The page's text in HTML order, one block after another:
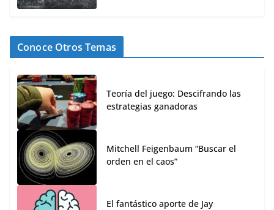
Conoce Otros Temas
Teoría del juego: Descifrando las
estrategias ganadoras
Mitchell Feigenbaum “Buscar el
orden en el caos”
El fantástico aporte de Jay